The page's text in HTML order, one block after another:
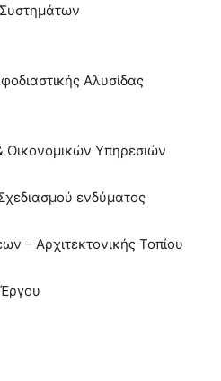
Αλυσίδας
Οικονομικών Υπηρεσιών
ενδύματος
– Αρχιτεκτονικής Τοπίου